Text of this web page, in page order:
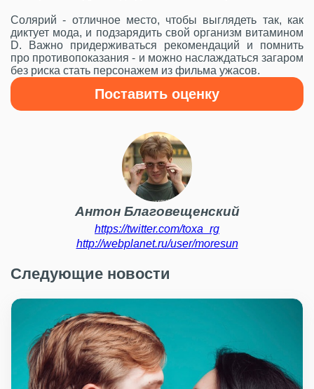
Солярий - отличное место, чтобы выглядеть так, как
диктует мода, и подзарядить свой организм витамином
D. Важно придерживаться рекомендаций и помнить
про противопоказания - и можно наслаждаться загаром
без риска стать персонажем из фильма ужасов.
Поставить оценку
Антон Благовещенский
https://twitter.com/toxa_rg
http://webplanet.ru/user/moresun
Следующие новости